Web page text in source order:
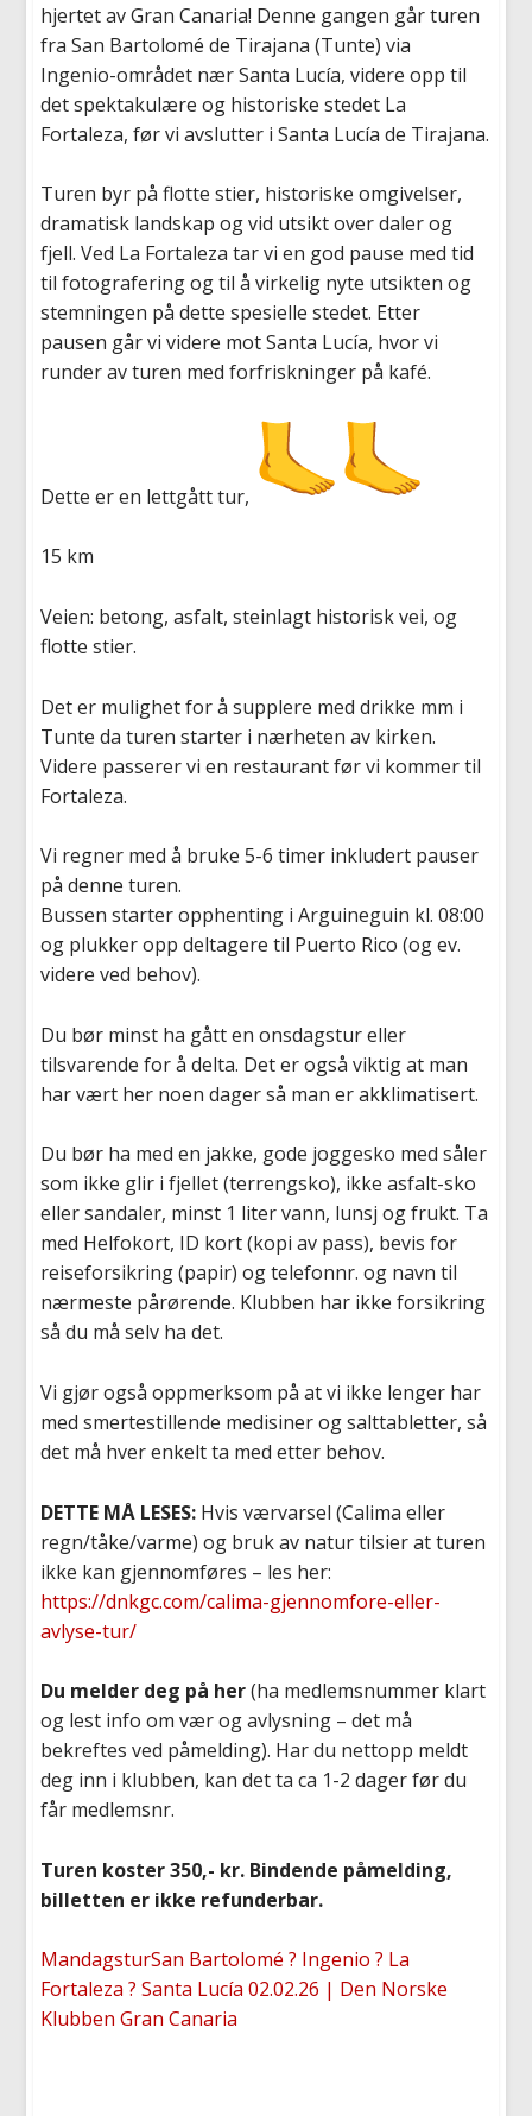
hjertet av Gran Canaria! Denne gangen går turen
fra San Bartolomé de Tirajana (Tunte) via
Ingenio-området nær Santa Lucía, videre opp til
det spektakulære og historiske stedet La
Fortaleza, før vi avslutter i Santa Lucía de Tirajana.
Turen byr på flotte stier, historiske omgivelser,
dramatisk landskap og vid utsikt over daler og
fjell. Ved La Fortaleza tar vi en god pause med tid
til fotografering og til å virkelig nyte utsikten og
stemningen på dette spesielle stedet. Etter
pausen går vi videre mot Santa Lucía, hvor vi
runder av turen med forfriskninger på kafé.
Dette er en lettgått tur,
15 km
Veien: betong, asfalt, steinlagt historisk vei, og
flotte stier.
Det er mulighet for å supplere med drikke mm i
Tunte da turen starter i nærheten av kirken.
Videre passerer vi en restaurant før vi kommer til
Fortaleza.
Vi regner med å bruke 5-6 timer inkludert pauser
på denne turen.
Bussen starter opphenting i Arguineguin kl. 08:00
og plukker opp deltagere til Puerto Rico (og ev.
videre ved behov).
Du bør minst ha gått en onsdagstur eller
tilsvarende for å delta. Det er også viktig at man
har vært her noen dager så man er akklimatisert.
Du bør ha med en jakke, gode joggesko med såler
som ikke glir i fjellet (terrengsko), ikke asfalt-sko
eller sandaler, minst 1 liter vann, lunsj og frukt. Ta
med Helfokort, ID kort (kopi av pass), bevis for
reiseforsikring (papir) og telefonnr. og navn til
nærmeste pårørende. Klubben har ikke forsikring
så du må selv ha det.
Vi gjør også oppmerksom på at vi ikke lenger har
med smertestillende medisiner og salttabletter, så
det må hver enkelt ta med etter behov.
DETTE MÅ LESES: Hvis værvarsel (Calima eller
regn/tåke/varme) og bruk av natur tilsier at turen
ikke kan gjennomføres – les her:
https://dnkgc.com/calima-gjennomfore-eller-
avlyse-tur/
Du melder deg på her(ha medlemsnummer klart
og lest info om vær og avlysning – det må
bekreftes ved påmelding). Har du nettopp meldt
deg inn i klubben, kan det ta ca 1-2 dager før du
får medlemsnr.
Turen koster 350,- kr. Bindende påmelding,
billetten er ikke refunderbar.
MandagsturSan Bartolomé ? Ingenio ? La
Fortaleza ? Santa Lucía 02.02.26 | Den Norske
Klubben Gran Canaria